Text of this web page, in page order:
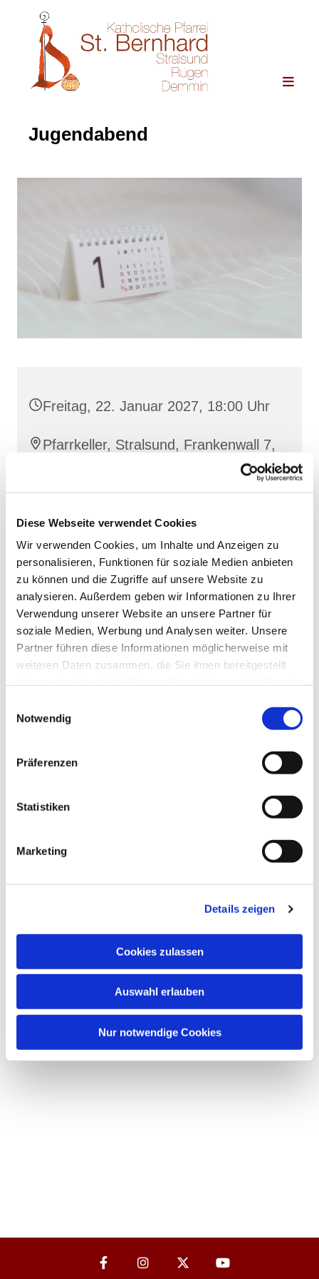
Diese Webseite verwendet Cookies
Wir verwenden Cookies, um Inhalte und Anzeigen zu
personalisieren, Funktionen für soziale Medien anbieten
zu können und die Zugriffe auf unsere Website zu
analysieren. Außerdem geben wir Informationen zu Ihrer
Verwendung unserer Website an unsere Partner für
soziale Medien, Werbung und Analysen weiter. Unsere
Partner führen diese Informationen möglicherweise mit
weiteren Daten zusammen, die Sie ihnen bereitgestellt
Notwendig
Präferenzen
Statistiken
Marketing
Details zeigen
Cookies zulassen
Auswahl erlauben
Nur notwendige Cookies
Jugendabend
Freitag, 22. Januar 2027, 18:00 Uhr
Pfarrkeller, Stralsund, Frankenwall 7,